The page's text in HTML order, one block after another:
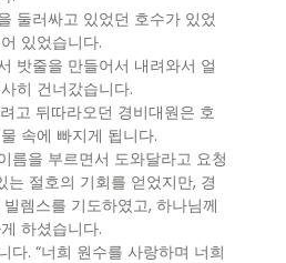
둘러싸고 있었던 호수가 있었
있었습니다.
밧줄을 만들어서 내려와서 얼
히 건너갔습니다.
고 뒤따라오던 경비대원은 호
속에 빠지게 됩니다.
름을 부르면서 도와달라고 요청
는 절호의 기회를 얻었지만, 경
렘스를 기도하였고, 하나님께
하셨습니다.
. “너희 원수를 사랑하며 너희